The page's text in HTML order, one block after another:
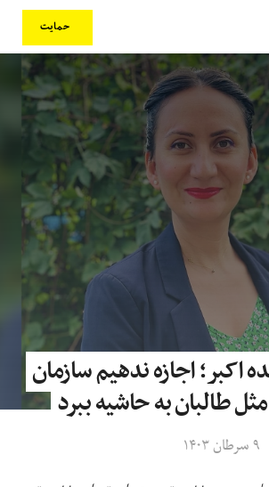
حمایت
اکبر؛ اجازه ندهیم سازمان
طالبان به حاشیه ببرد
۹ سرطان ۱۴۰۳